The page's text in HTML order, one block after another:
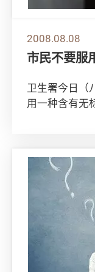
2008.08.08
市民不要服
卫生署今日（
用一种含有无